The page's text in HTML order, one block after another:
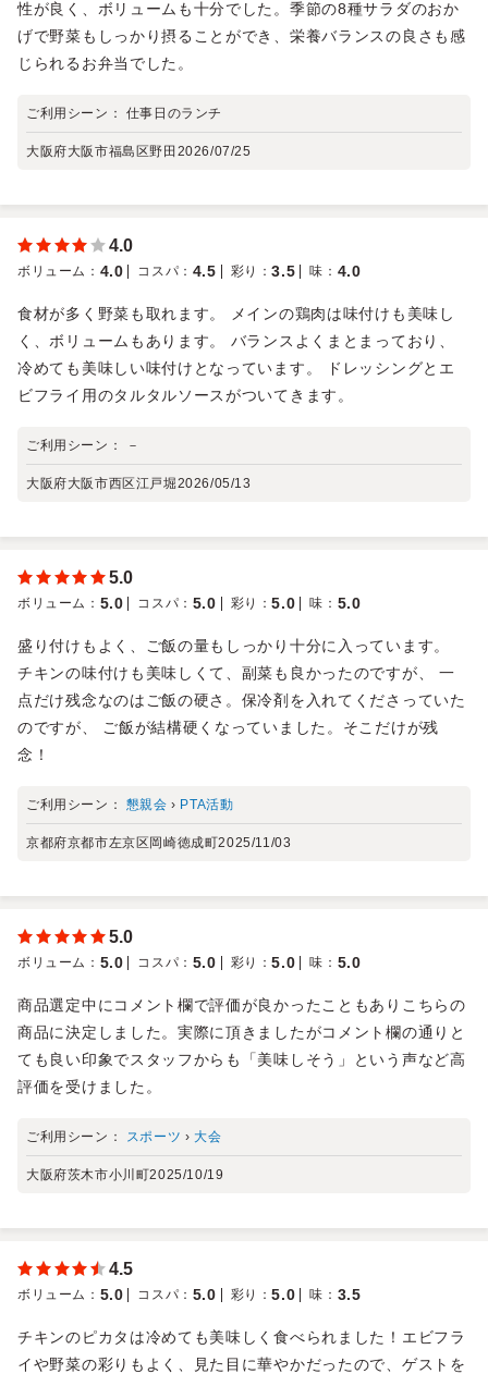
性が良く、ボリュームも十分でした。季節の8種サラダのおか
げで野菜もしっかり摂ることができ、栄養バランスの良さも感
じられるお弁当でした。
ご利用シーン： 仕事日のランチ
大阪府大阪市福島区野田 2026/07/25
4.0
ボリューム ： 4.0 コスパ ： 4.5 彩り ：3.5 味 ： 4.0
食材が多く野菜も取れます。 メインの鶏肉は味付けも美味し
く、ボリュームもあります。 バランスよくまとまっており、
冷めても美味しい味付けとなっています。 ドレッシングとエ
ビフライ用のタルタルソースがついてきます。
ご利用シーン： －
大阪府大阪市西区江戸堀2026/05/13
5.0
ボリューム ： 5.0 コスパ ： 5.0 彩り ：5.0 味 ： 5.0
盛り付けもよく、ご飯の量もしっかり十分に入っています。
チキンの味付けも美味しくて、副菜も良かったのですが、 一
点だけ残念なのはご飯の硬さ。保冷剤を入れてくださっていた
のですが、 ご飯が結構硬くなっていました。そこだけが残
念！
ご利用シーン： 懇親会 › PTA活動
京都府京都市左京区岡崎徳成町2025/11/03
5.0
ボリューム ： 5.0 コスパ ： 5.0 彩り ：5.0 味 ： 5.0
商品選定中にコメント欄で評価が良かったこともありこちらの
商品に決定しました。実際に頂きましたがコメント欄の通りと
ても良い印象でスタッフからも「美味しそう」という声など高
評価を受けました。
ご利用シーン： スポーツ ›大会
大阪府茨木市小川町2025/10/19
4.5
ボリューム ： 5.0 コスパ ： 5.0 彩り ：5.0 味 ： 3.5
チキンのピカタは冷めても美味しく食べられました！エビフラ
イや野菜の彩りもよく、見た目に華やかだったので、ゲストを